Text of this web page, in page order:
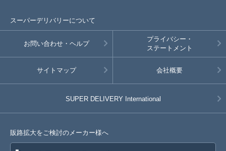
スーパーデリバリーについて
お問い合わせ・ヘルプ
プライバシー・
ステートメント
サイトマップ 会社概要
SUPER DELIVERY International
販路拡大をご検討のメーカー様へ